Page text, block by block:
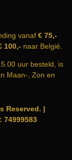
vanaf€ 75,-
100,- naar België.
uur besteld, is
Maan-, Zon en
Reserved. |
74999583